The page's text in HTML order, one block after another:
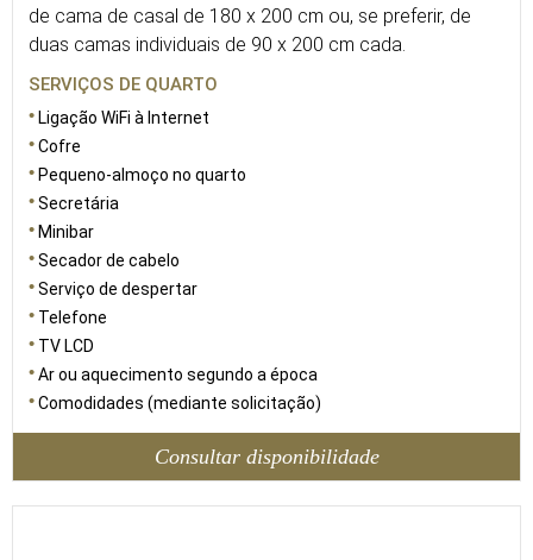
de cama de casal de 180 x 200 cm ou, se preferir, de
duas camas individuais de 90 x 200 cm cada.
SERVIÇOS DE QUARTO
Ligação WiFi à Internet
Cofre
Pequeno-almoço no quarto
Secretária
Minibar
Secador de cabelo
Serviço de despertar
Telefone
TV LCD
Ar ou aquecimento segundo a época
Comodidades (mediante solicitação)
Consultar disponibilidade